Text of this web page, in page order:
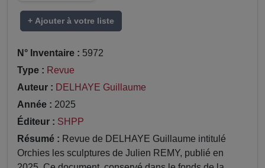
+ Ajouter à votre liste
N° Inventaire : 5972
Type : Revue
Auteur : DELHAYE Guillaume
Année : 2025
Éditeur : SHPP
Résumé : Revue de DELHAYE Guillaume intitulé
Orchies les sculptures de Julien REMY, publié en